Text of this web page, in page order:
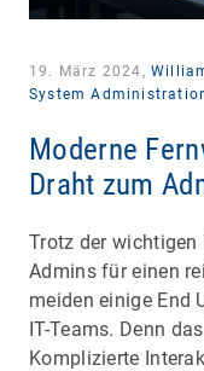
19. März 2024,
System
Moderne
Draht zum
Trotz der wichtigen
Admins für einen
meiden einige End
IT-Teams. Denn
Komplizierte